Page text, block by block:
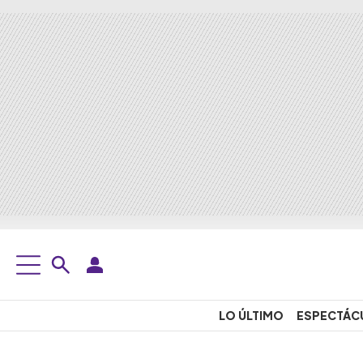
LO ÚLTIMO